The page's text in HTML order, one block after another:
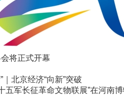
将正式开幕
｜北京经济“向新”突破
军长征革命文物联展”在河南